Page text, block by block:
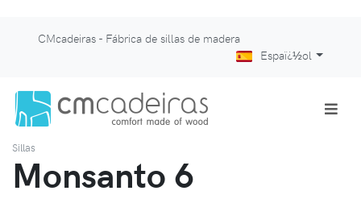
CMcadeiras - Fábrica de sillas de madera
Espaï¿½ol
Sillas
Monsanto 6